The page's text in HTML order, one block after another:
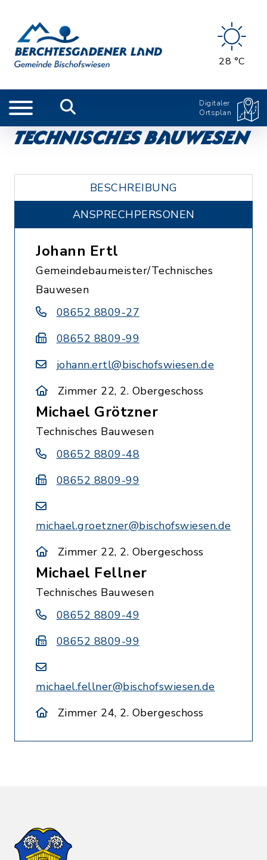
28 °C
Digitaler
Ortsplan
Technisches Bauwesen
BESCHREIBUNG
ANSPRECHPERSONEN
Johann Ertl
Gemeindebaumeister/Technisches
Bauwesen
08652 8809-27
08652 8809-99
johann.ertl@bischofswiesen.de
Zimmer 22, 2. Obergeschoss
Michael Grötzner
Technisches Bauwesen
08652 8809-48
08652 8809-99
michael.groetzner@bischofswiesen.de
Zimmer 22, 2. Obergeschoss
Michael Fellner
Technisches Bauwesen
08652 8809-49
08652 8809-99
michael.fellner@bischofswiesen.de
Zimmer 24, 2. Obergeschoss